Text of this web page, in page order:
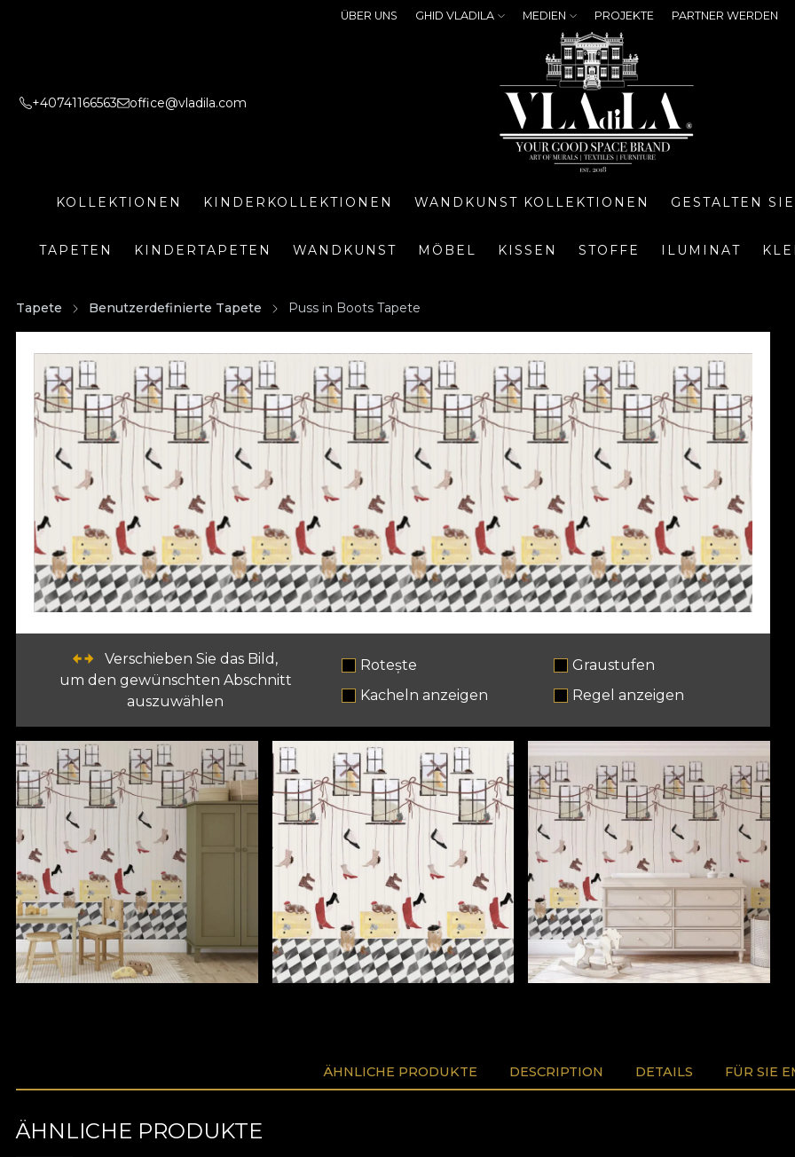
ÜBER UNS GHID VLADILA MEDIEN PROJEKTE PARTNER WERDEN
+40741166563 office@vladila.com
KOLLEKTIONEN KINDERKOLLEKTIONEN WANDKUNST KOLLEKTIONEN GESTALTEN
TAPETEN KINDERTAPETEN WANDKUNST MÖBEL KISSEN STOFFE ILUMINAT
Tapete Benutzerdefinierte Tapete Puss in Boots Tapete
Verschieben Sie das Bild,
um den gewünschten Abschnitt
auszuwählen
Rotește
Graustufen
Kacheln anzeigen
Regel anzeigen
ÄHNLICHE PRODUKTE DESCRIPTION DETAILS FÜR SIE
ÄHNLICHE PRODUKTE